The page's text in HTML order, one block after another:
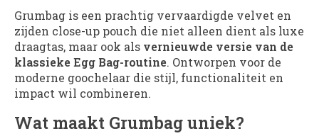
Grumbag is een prachtig vervaardigde velvet en
zijden close-up pouch die niet alleen dient als luxe
draagtas, maar ook als vernieuwde versie van de
klassieke Egg Bag-routine. Ontworpen voor de
moderne goochelaar die stijl, functionaliteit en
impact wil combineren.
Wat maakt Grumbag uniek?